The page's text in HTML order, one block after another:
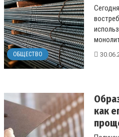
ОБЩЕСТВО
как